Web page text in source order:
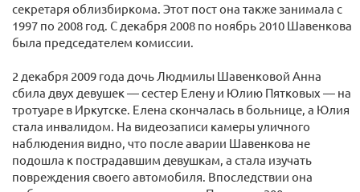
секретаря облизбиркома. Этот пост она также занимала с
1997 по 2008 год. С декабря 2008 по ноябрь 2010 Шавенкова
была председателем комиссии.
2 декабря 2009 года дочь Людмилы Шавенковой Анна
сбила двух девушек — сестер Елену и Юлию Пятковых — на
тротуаре в Иркутске. Елена скончалась в больнице, а Юлия
стала инвалидом. На видеозаписи камеры уличного
наблюдения видно, что после аварии Шавенкова не
подошла к пострадавшим девушкам, а стала изучать
повреждения своего автомобиля. Впоследствии она